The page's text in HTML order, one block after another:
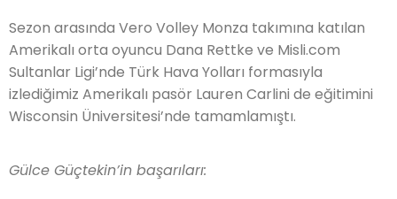
Sezon arasında Vero Volley Monza takımına katılan
Amerikalı orta oyuncu Dana Rettke ve Misli.com
Sultanlar Ligi’nde Türk Hava Yolları formasıyla
izlediğimiz Amerikalı pasör Lauren Carlini de eğitimini
Wisconsin Üniversitesi’nde tamamlamıştı.
Gülce Güçtekin’in başarıları: